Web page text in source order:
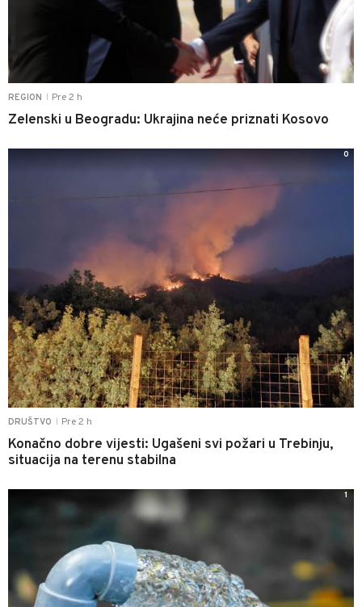
REGION Pre 2 h
Zelenski u Beogradu: Ukrajina neće priznati Kosovo
DRUŠTVO Pre 2 h
Konačno dobre vijesti: Ugašeni svi požari u Trebinju,
situacija na terenu stabilna
0
1